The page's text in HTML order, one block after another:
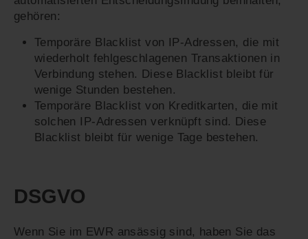
gehören:
Temporäre Blacklist von IP-Adressen, die mit
wiederholt fehlgeschlagenen Transaktionen in
Verbindung stehen. Diese Blacklist bleibt für
wenige Stunden bestehen.
Temporäre Blacklist von Kreditkarten, die mit
solchen IP-Adressen verknüpft sind. Diese
Blacklist bleibt für wenige Tage bestehen.
DSGVO
Wenn Sie im EWR ansässig sind, haben Sie das